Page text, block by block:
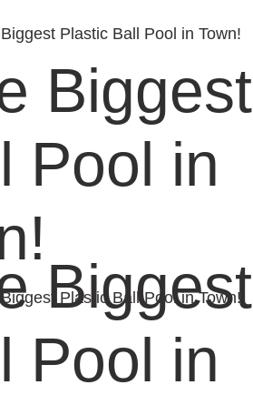
Plastic Ball Pool in Town!
Biggest
Pool in
Plastic Ball Pool in Town!
Biggest
Pool in